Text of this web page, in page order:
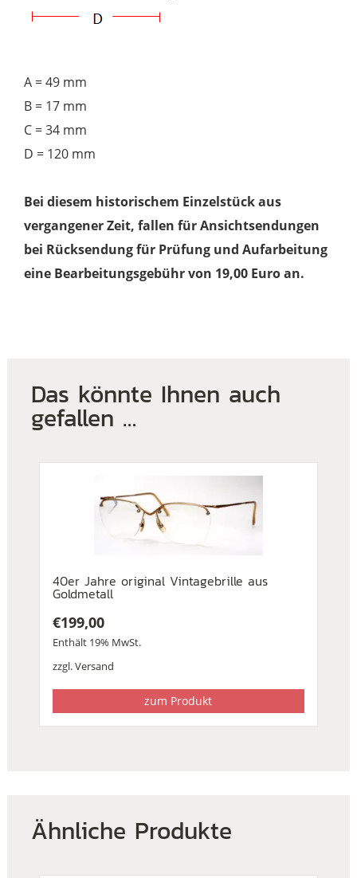
A = 49 mm
B = 17 mm
C = 34 mm
D = 120 mm
Bei diesem historischem Einzelstück aus
vergangener Zeit, fallen für Ansichtsendungen
bei Rücksendung für Prüfung und Aufarbeitung
eine Bearbeitungsgebühr von 19,00 Euro an.
Das könnte Ihnen auch
gefallen …
40er Jahre original Vintagebrille aus
Goldmetall
€199,00
Enthält 19% MwSt.
zzgl.Versand
zum Produkt
Ähnliche Produkte